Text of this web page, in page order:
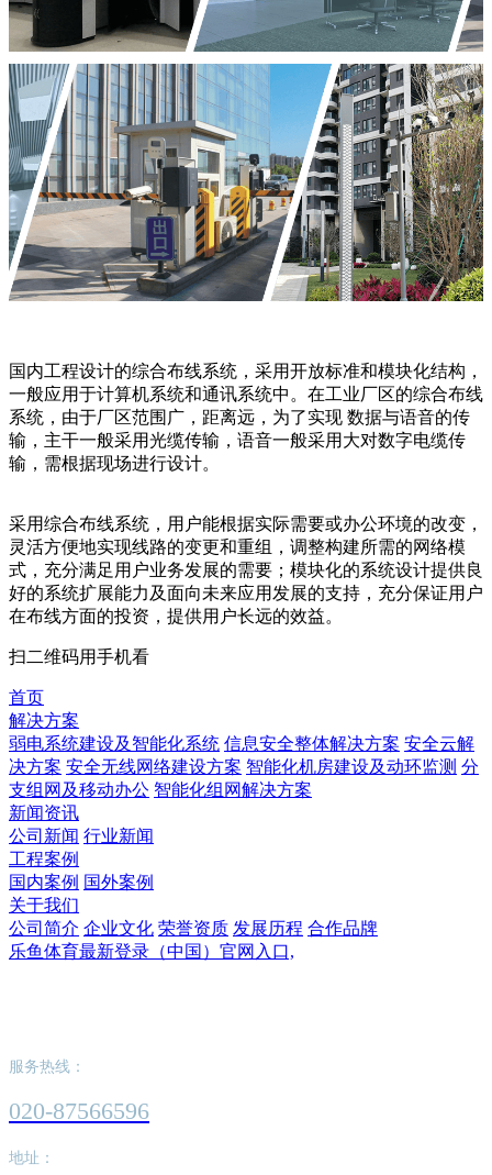
国内工程设计的综合布线系统，采用开放标准和模块化结构，
一般应用于计算机系统和通讯系统中。在工业厂区的综合布线
系统，由于厂区范围广，距离远，为了实现 数据与语音的传
输，主干一般采用光缆传输，语音一般采用大对数字电缆传
输，需根据现场进行设计。
采用综合布线系统，用户能根据实际需要或办公环境的改变，
灵活方便地实现线路的变更和重组，调整构建所需的网络模
式，充分满足用户业务发展的需要；模块化的系统设计提供良
好的系统扩展能力及面向未来应用发展的支持，充分保证用户
在布线方面的投资，提供用户长远的效益。
扫二维码用手机看
首页
解决方案
弱电系统建设及智能化系统 信息安全整体解决方案 安全云解
决方案 安全无线网络建设方案 智能化机房建设及动环监测 分
支组网及移动办公 智能化组网解决方案
新闻资讯
公司新闻 行业新闻
工程案例
国内案例 国外案例
关于我们
公司简介 企业文化 荣誉资质 发展历程 合作品牌
乐鱼体育最新登录（中国）官网入口,
服务热线：
020-87566596
地址：